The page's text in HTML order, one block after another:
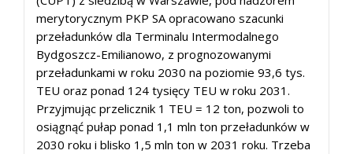
merytorycznym PKP SA opracowano szacunki
przeładunków dla Terminalu Intermodalnego
Bydgoszcz-Emilianowo, z prognozowanymi
przeładunkami w roku 2030 na poziomie 93,6 tys.
TEU oraz ponad 124 tysięcy TEU w roku 2031.
Przyjmując przelicznik 1 TEU = 12 ton, pozwoli to
osiągnąć pułap ponad 1,1 mln ton przeładunków w
2030 roku i blisko 1,5 mln ton w 2031 roku. Trzeba